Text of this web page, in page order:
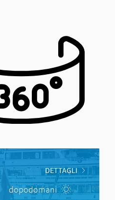
DETTAGLI
dopodomani